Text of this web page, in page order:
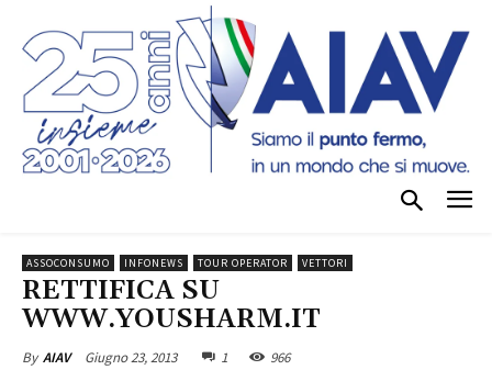
ASSOCONSUMO INFONEWS TOUR OPERATOR VETTORI
RETTIFICA SU
WWW.YOUSHARM.IT
By AIAV Giugno 23, 2013 1 966